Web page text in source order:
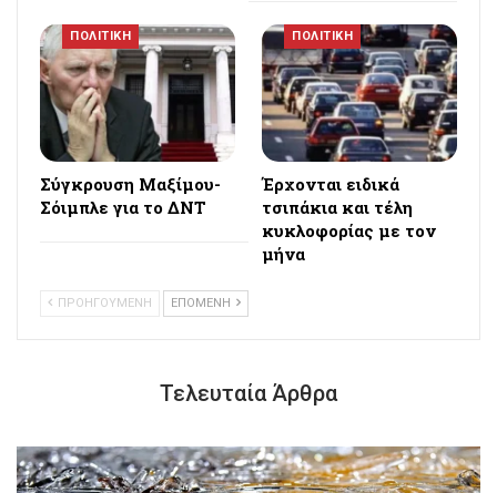
ΠΟΛΙΤΙΚΗ
Σύγκρουση Μαξίμου-
Σόιμπλε για το ΔΝΤ
ΠΟΛΙΤΙΚΗ
Έρχονται ειδικά
τσιπάκια και τέλη
κυκλοφορίας με τον
μήνα
ΠΡΟΗΓΟΥΜΕΝΗ ΕΠΟΜΕΝΗ
Τελευταία Άρθρα